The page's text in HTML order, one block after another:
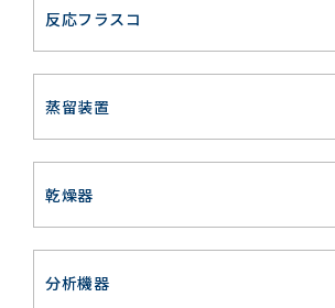
反応フラスコ
蒸留装置
乾燥器
分析機器